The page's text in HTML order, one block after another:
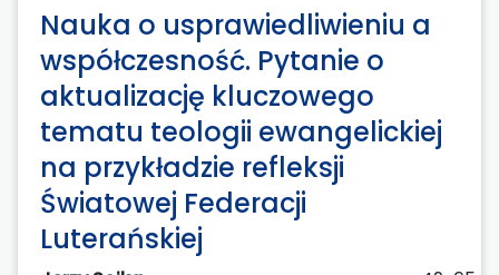
Nauka o usprawiedliwieniu a
współczesność. Pytanie o
aktualizację kluczowego
tematu teologii ewangelickiej
na przykładzie refleksji
Światowej Federacji
Luterańskiej